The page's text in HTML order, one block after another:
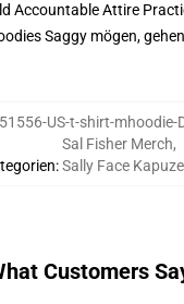
Accountable Attire
Saggy mögen,
US-t-shirt-mhoodie-
:
Sal Fisher Merch,
Sally Face
Customers